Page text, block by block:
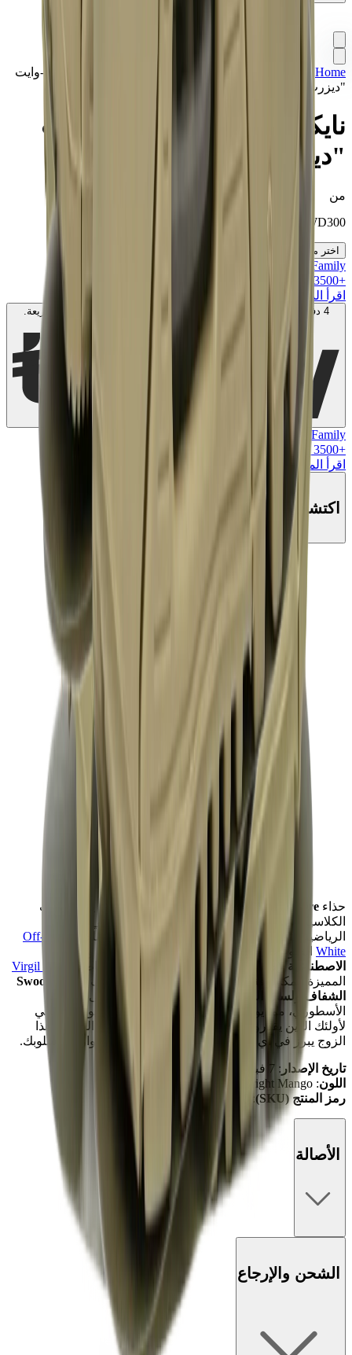
Home تشكيلة مميزة
نايكي اير ماكس 90 أوف-وايت
"ديزرت أور"
نايكي اير ماكس 90 أوف-وايت
"ديزرت أور"
من
KWD300
اختر مقاسك
MK Family
+
3500
اقرأ المزيد
4 دفعات بدون فوائد بقيمة
. بدون رسوم. متوافق مع الشريعة.
اعرف المزيد
MK Family
+
3500
+نقاط ولاء!
اقرأ المزيد
اكتشف هذا المنتج
حذاء 90 Off-White "Desert Ore"
يعيد تعريف
الكلاسيكية بلمسة جريئة، مما يجعله ضرورة لمحبي الأحذية
الرياضية. يتميز بتدرج لوني
، ويسلط إصدار
Off-
White الضوء على مزيج من الجلد المدبوغ
المواد
الاصطناعيةلإضفاء مظهر مفكك، بالإضافة إلى خياطة
Virgil Abloh
المميزة المكشوفة وربطة السحاب الأيقونية. يضيف
شعار Swoosh
الشفاف
لسان الحذاء الإسفنجي
لمسة عصرية إلى التصميم
الأسطوري، مما يوفر أناقة جاهزة للشوارع وراحة يومية. مثالي
لأولئك الذين يقدرون التصميم المفاهيمي والبيانات الجريئة، هذا
الزوج يبرز في أي مجموعة. تفقده في
وارتقِ بأسلوبك.
تاريخ الإصدار : 7 فبراير 2019
اللون: Desert Ore/Hyper Jade/Bright Mango
رمز المنتج (SKU)
: AA7293-200
الأصالة
الشحن والإرجاع